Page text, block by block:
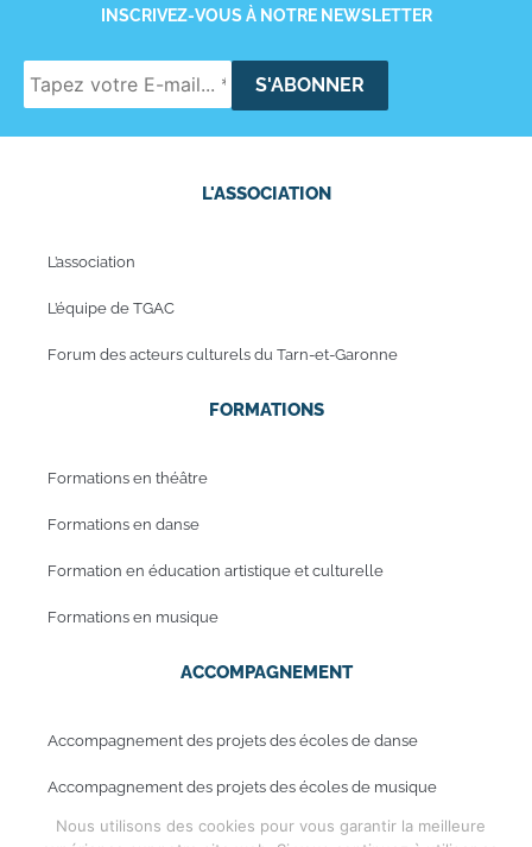
INSCRIVEZ-VOUS À NOTRE NEWSLETTER
L'ASSOCIATION
L’association
L’équipe de TGAC
Forum des acteurs culturels du Tarn-et-Garonne
FORMATIONS
Formations en théâtre
Formations en danse
Formation en éducation artistique et culturelle
Formations en musique
ACCOMPAGNEMENT
Accompagnement des projets des écoles de danse
Accompagnement des projets des écoles de musique
Nous utilisons des cookies pour vous garantir la meilleure